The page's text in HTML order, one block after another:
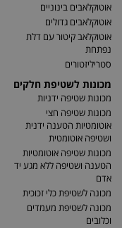
אוטוקלאבים בינוניים
אוטוקלאבים גדולים
אוטוקלאב קיטור עם דלת
נפתחת
סטריליזטורים
מכונות לשטיפת חלקים
מכונות שטיפה ידניות
מכונות שטיפה חצי
אוטומטיות הטענה ידנית
ושטיפה אוטומטית
מכונות שטיפה אוטומטיות
הטענה ושטיפה ללא מגע יד
אדם
מכונה לשטיפת כלי זכוכית
מכונה לשטיפת מעמדים
וכלובים